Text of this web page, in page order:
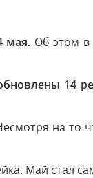
мая. Об этом в
14
на то
Май стал